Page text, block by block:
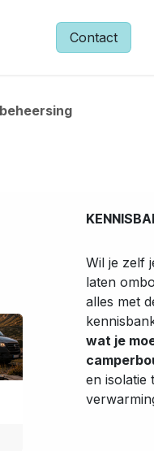
Contact
Wil je zelf
laten
alles met
wat je
en isolatie